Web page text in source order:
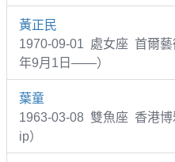
黃正民
1970-09-01 處女座 首爾
年9月1日——）
葉童
1963-03-08 雙魚座 香港
ip）